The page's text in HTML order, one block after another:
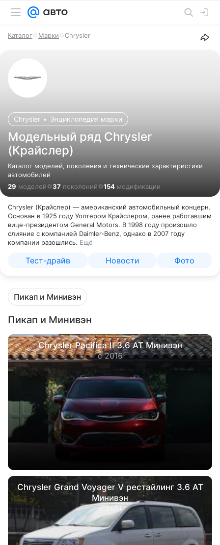
Каталог Марки Chrysler
Chrysler • Энциклопедия марки
Модельный ряд Chrysler
(Крайслер)
Каталог моделей, поколения и технические характеристики
автомобилей
29 моделей 37 поколений 154 модификации
Chrysler (Крайслер) — американский автомобильный концерн.
Основан в 1925 году Уолтером Крайслером, ранее работавшим
вице-президентом General Motors. В 1998 году произошло
слияние с компанией Daimler-Benz, однако в 2007 году
компании разошлись. Ещё
Тест-драйв Новости Фото
Пикап и Минивэн
Пикап и Минивэн
Chrysler Pacifica II 3.6 AT Минивэн
с 2016
Chrysler Grand Voyager V рестайлинг 3.6 AT
Минивэн
с 2011